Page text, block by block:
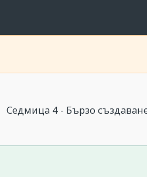
Седмица 4 - Бързо създаване на